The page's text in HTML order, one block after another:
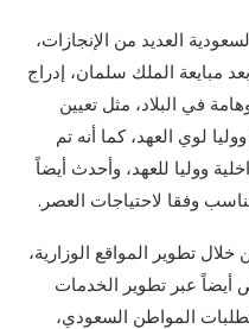
العديد من الإنجازات،
مبايعة الملك سلمان، إدراج
في البلاد، مثل تعيين
لوي العهد، كما أنه تم
ووليا للعهد، وأحدث أيضاً
وفقا لاحتياجات العصر.
تطوير المواقع الوزارية،
أيضاً عبر تطوير الخدمات
المواطن السعودي،